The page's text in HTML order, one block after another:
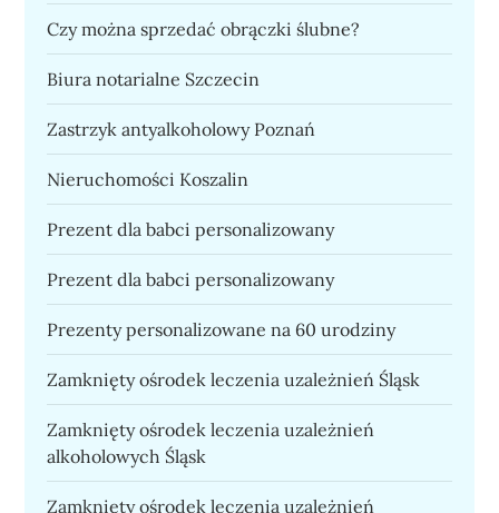
Czy można sprzedać obrączki ślubne?
Biura notarialne Szczecin
Zastrzyk antyalkoholowy Poznań
Nieruchomości Koszalin
Prezent dla babci personalizowany
Prezent dla babci personalizowany
Prezenty personalizowane na 60 urodziny
Zamknięty ośrodek leczenia uzależnień Śląsk
Zamknięty ośrodek leczenia uzależnień
alkoholowych Śląsk
Zamknięty ośrodek leczenia uzależnień